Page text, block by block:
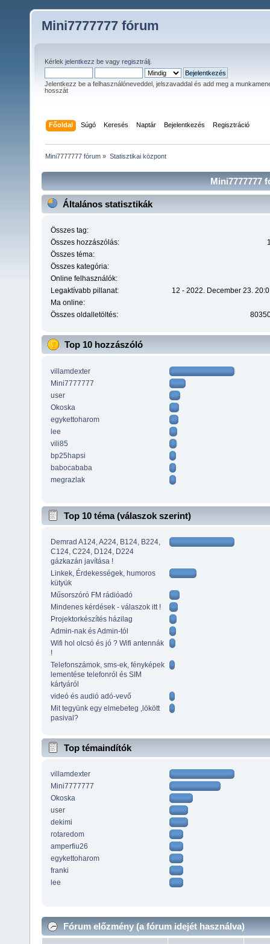
Mini7777777 fórum
Kérlek jelentkezz be vagy regisztrálj
Jelentkezz be a felhasználóneveddel, jelszavaddal és add meg a
hosszát
Főoldal Súgó Keresés Naptár Bejelentkezés Regisztráció
Mini7777777 fórum » Statisztikai központ
Mini7777777
Általános statisztikák
Összes tag:
Összes hozzászólás:
Összes téma:
Összes kategória:
Online felhasználók:
Legaktívabb pillanat:
12 - 2022. December 23.
Ma online:
Összes oldalletöltés:
Top 10 hozzászóló
villamdexter
Mini7777777
user
Okoska
egykettoharom
lee
vili85
bp25hapsi
babocababa
megrazlak
Top 10 téma (válaszok szerint)
Demrad A124, A224, B124, B224,
C124, C224, D124, D224
gázkazán javítása !
Linkek, Érdekességek, humoros
kütyük
Műsorszóró FM rádióadó
Mindenes kérdések - válaszok itt !
Projektorkészítés házilag
Admin-nak és Admin-tól
Wifi hol olcsó és jó ? Wifi antennák
!
Telefonszámok, sms-ek, fényképek
lementése telefonról és SIM
kártyáról
videó és audió adó-vevő
Mit tegyünk egy elmebeteg ,lökött
pasival?
Top témaindítók
villamdexter
Mini7777777
Okoska
user
dekimi
rotaredom
amperfiu26
egykettoharom
franki
lee
Fórum előzmény (a fórum idejét használva)